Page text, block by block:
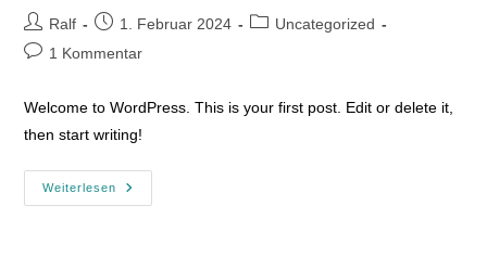
Beitrags-
Autor:
Ralf
Beitrag1. Februar 2024
Beitrags-
Uncategorized
Beitrags-
1 Kommentar
Welcome to WordPress. This is your first post. Edit or delete it,
then start writing!
Weiterlesen
Hello
World!